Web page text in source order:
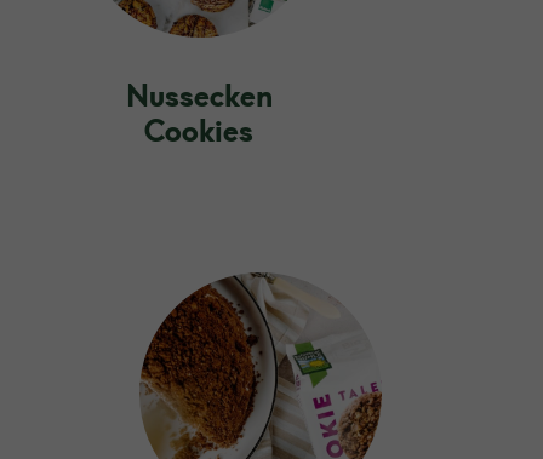
Nussecken
Cookies